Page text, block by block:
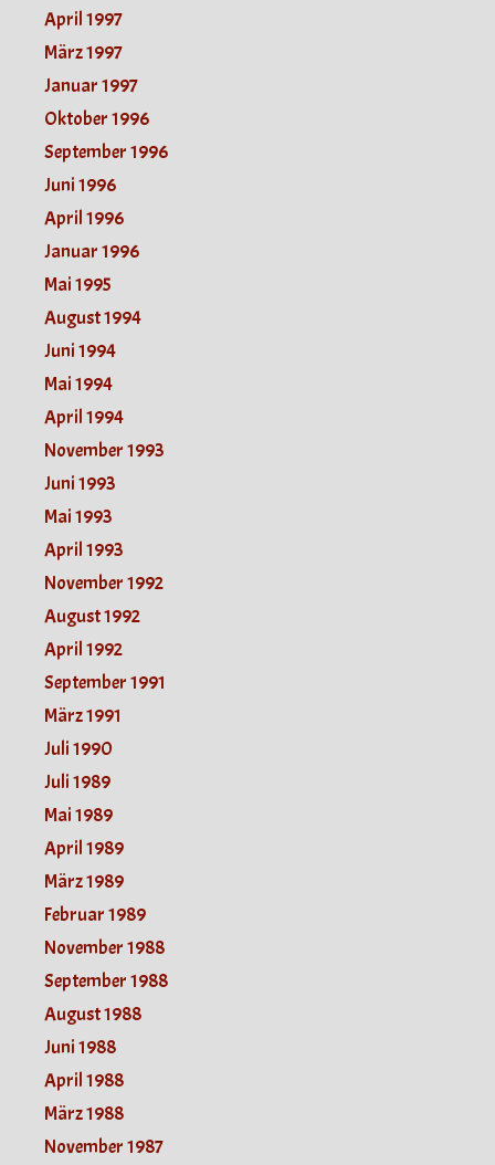
April 1997
März 1997
Januar 1997
Oktober 1996
September 1996
Juni 1996
April 1996
Januar 1996
Mai 1995
August 1994
Juni 1994
Mai 1994
April 1994
November 1993
Juni 1993
Mai 1993
April 1993
November 1992
August 1992
April 1992
September 1991
März 1991
Juli 1990
Juli 1989
Mai 1989
April 1989
März 1989
Februar 1989
November 1988
September 1988
August 1988
Juni 1988
April 1988
März 1988
November 1987